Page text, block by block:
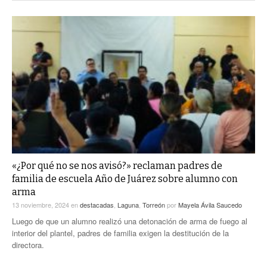
«¿Por qué no se nos avisó?» reclaman padres de
familia de escuela Año de Juárez sobre alumno con
arma
13 noviembre, 2024endestacadas Laguna TorreónporMayela Ávila Saucedo
Luego de que un alumno realizó una detonación de arma de fuego al
interior del plantel, padres de familia exigen la destitución de la
directora.